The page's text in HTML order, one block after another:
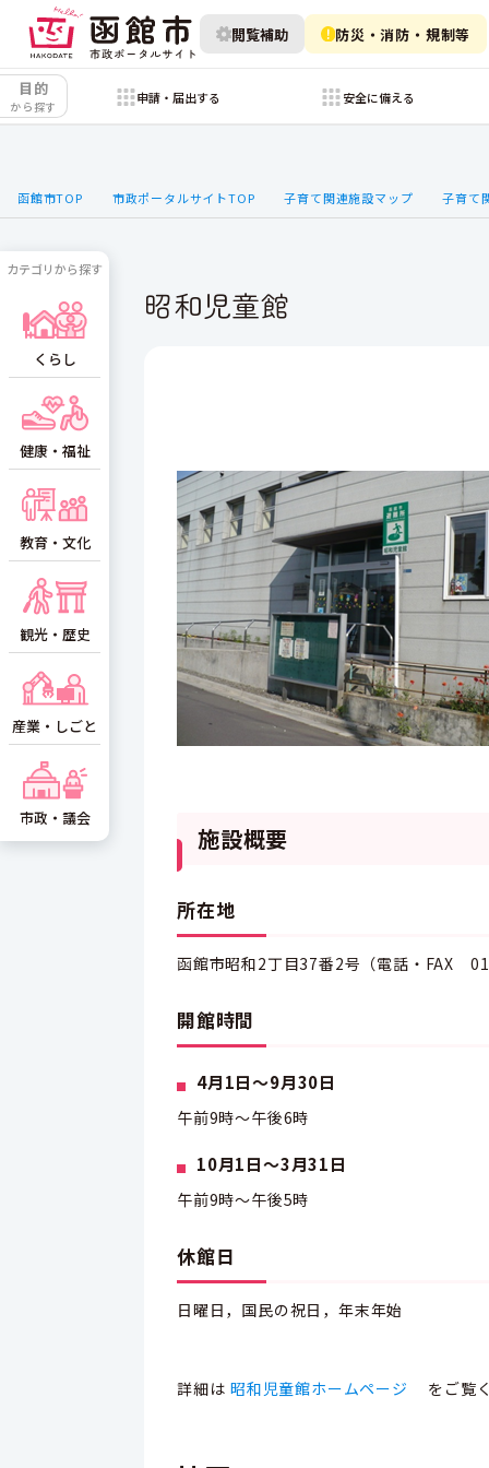
閲覧補助 防災・消防・規制等
目的
から探す
申請・届出する 安全に備える
函館市TOP 市政ポータルサイトTOP 子育て関連施設マップ 子育て
昭和児童館
施設概要
所在地
函館市昭和2丁目37番2号（電話・FAX
開館時間
4月1日～9月30日
午前9時～午後6時
10月1日～3月31日
午前9時～午後5時
休館日
日曜日，国民の祝日，年末年始
詳細は 昭和児童館ホームページ をご覧
カテゴリから探す
くらし
健康・福祉
教育・文化
観光・歴史
産業・しごと
市政・議会